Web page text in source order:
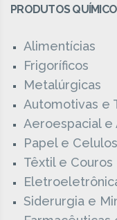
PRODUTOS
Alimentícias
Frigoríficos
Metalúrgicas
Automotivas e
Aeroespacial e
Papel e
Têxtil e Couros
Siderurgia e